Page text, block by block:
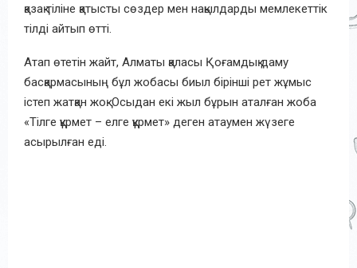
қазақ тіліне қатысты сөздер мен нақылдарды мемлекеттік
тілді айтып өтті.
Атап өтетін жайт, Алматы қаласы Қоғамдық даму
басқармасының бұл жобасы биыл бірінші рет жұмыс
істеп жатқан жоқ. Осыдан екі жыл бұрын аталған жоба
«Тілге құрмет – елге құрмет» деген атаумен жүзеге
асырылған еді.